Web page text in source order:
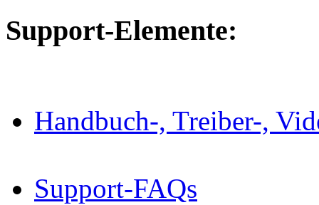
Support-Elemente:
Handbuch-, Treiber-,
Support-FAQs